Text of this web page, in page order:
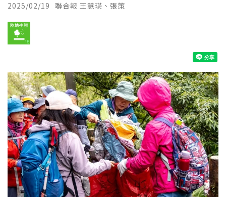
2025/02/19 聯合報 王慧瑛、張策